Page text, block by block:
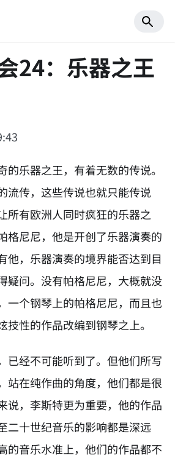
24：乐器之王
的乐器之王，有着无数的传说。
流传，这些传说也就只能传说
所有欧洲人同时疯狂的乐器之
格尼尼，他是开创了乐器演奏的
他，乐器演奏的境界能否达到目
疑问。没有帕格尼尼，大概就没
一个钢琴上的帕格尼尼，而且也
技性的作品改编到钢琴之上。
已经不可能听到了。但他们所写
站在纯作曲的角度，他们都是很
说，李斯特更为重要，他的作品
二十世纪音乐的影响都是深远
的音乐水准上，他们的作品都不